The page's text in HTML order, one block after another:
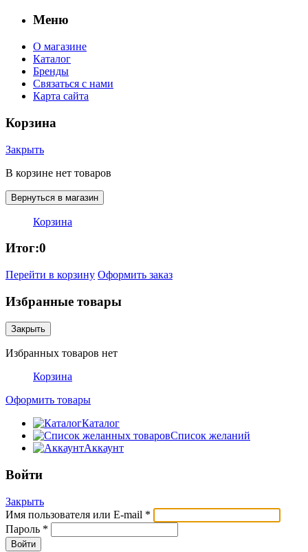
Меню
О магазине
Каталог
Бренды
Связаться с нами
Карта сайта
Корзина
Закрыть
В корзине нет товаров
Вернуться в магазин
Корзина
Итог:0
Перейти в корзину Оформить заказ
Избранные товары
Закрыть
Избранных товаров нет
Корзина
Оформить товары
Каталог
Список желаний
Аккаунт
Войти
Закрыть
Имя пользователя или E-mail *
Пароль *